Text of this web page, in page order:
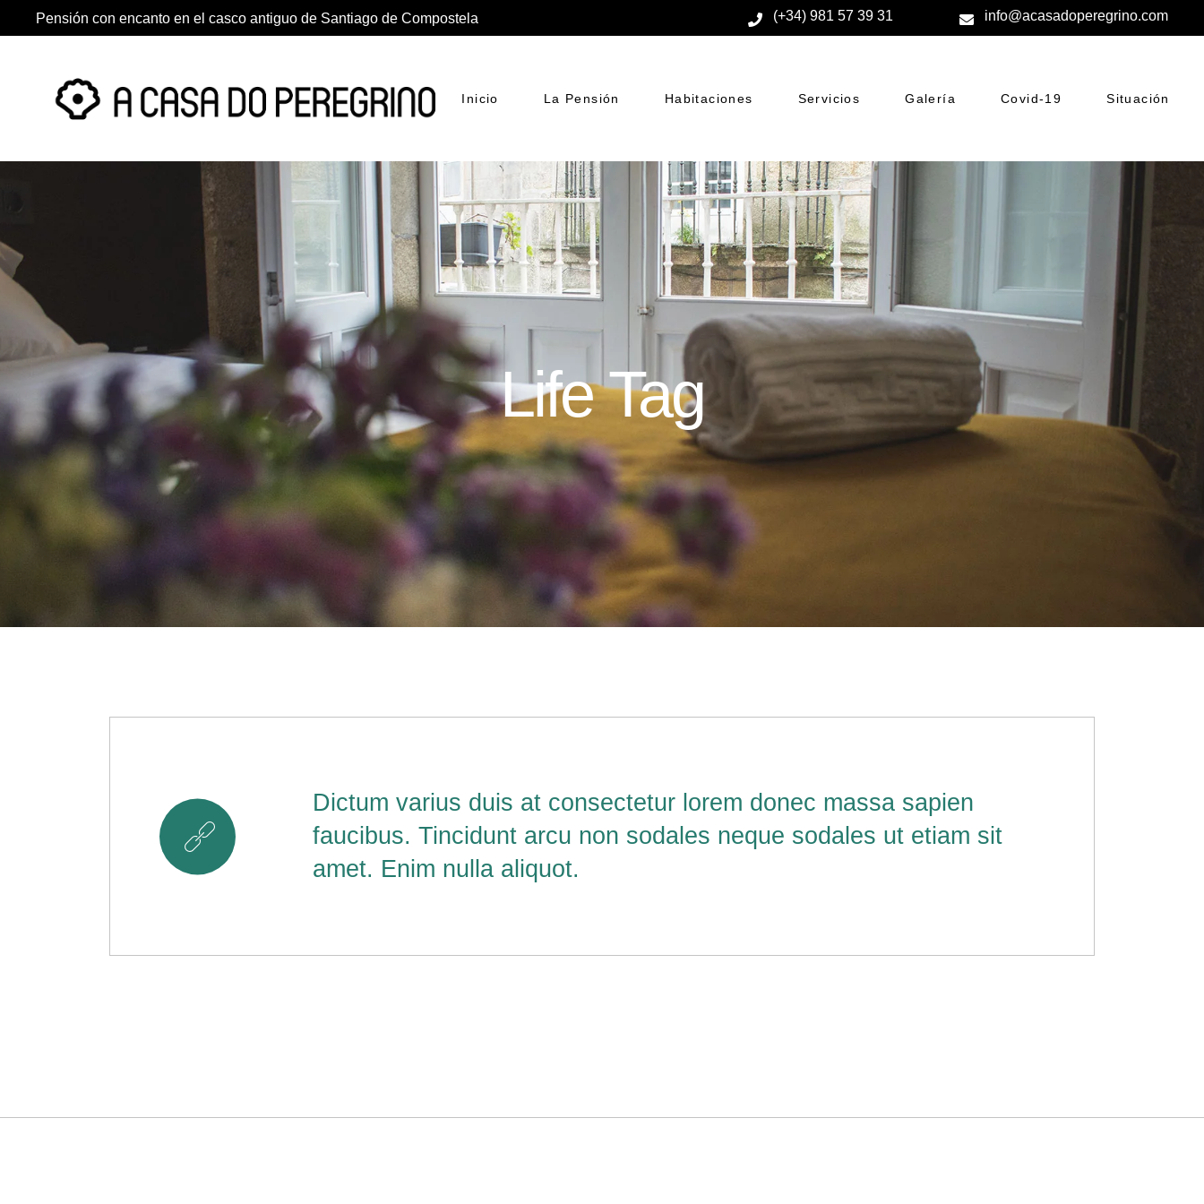
Pensión con encanto en el casco antiguo de Santiago de Compostela (+34) 981 57 39 31 info@acasadoperegrino.com
Inicio La Pensión Habitaciones Servicios Galería Covid-19 Situación
Life Tag
8
Dictum varius duis at consectetur lorem donec massa sapien
faucibus. Tincidunt arcu non sodales neque sodales ut etiam sit
amet. Enim nulla aliquot.